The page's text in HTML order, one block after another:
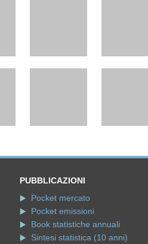
PUBBLICAZIONI
Pocket mercato
Pocket emissioni
Book statistiche annuali
Sintesi statistica (10 anni)